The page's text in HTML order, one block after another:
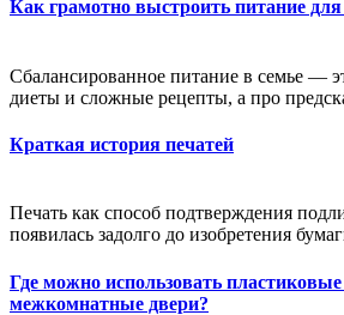
Как грамотно выстроить питание
Сбалансированное питание в семье —
диеты и сложные рецепты, а про
Краткая история печатей
Печать как способ подтверждения
появилась задолго до изобретения
Где можно использовать
межкомнатные двери?